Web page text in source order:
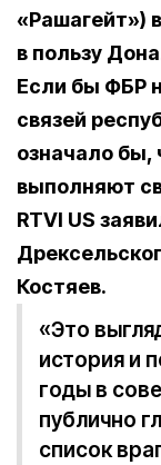
«Рашагейт»)
в пользу
Если бы ФБР
связей
означало бы,
выполняют
RTVI US
Костяев.
«Это
история и
годы в
публично
список